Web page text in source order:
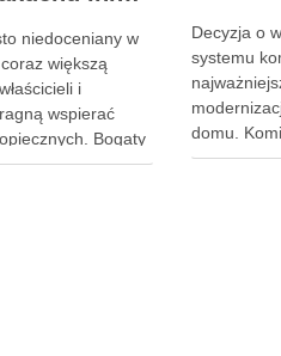
niedoceniany w
większą
i
wspierać
Bogaty
omega-3, ten
Decyzja o
systemu
domu.